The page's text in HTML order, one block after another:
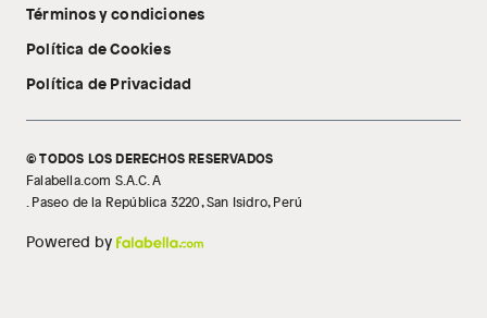
Tecnología Pillow Walk
Libro de reclamaciones
Términos y condiciones
Política de Cookies
Política de Privacidad
© TODOS LOS DERECHOS RESERVADOS
Falabella.com S.A.C. A
. Paseo de la República 3220, San Isidro, Perú
Powered by